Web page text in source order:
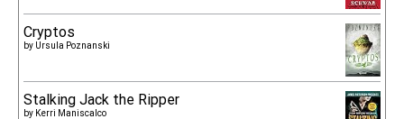
Cryptos
by Ursula Poznanski
Stalking Jack the Ripper
by Kerri Maniscalco